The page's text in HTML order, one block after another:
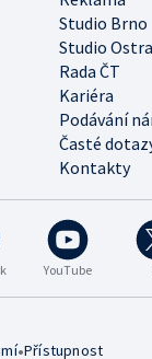
YouTube
Studio Brno
Studio
Rada ČT
Kariéra
Podávání
Časté
Kontakty
•Přístupnost